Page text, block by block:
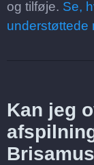
og tilføje. Se,
understøttede
Kan jeg